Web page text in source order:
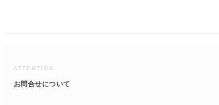
ATTENTION
お問合せについて